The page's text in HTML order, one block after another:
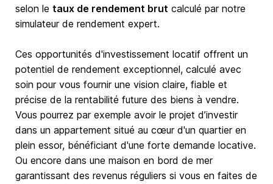
selon le taux de rendement brut calculé par notre
simulateur de rendement expert.
Ces opportunités d'investissement locatif offrent un
potentiel de rendement exceptionnel, calculé avec
soin pour vous fournir une vision claire, fiable et
précise de la rentabilité future des biens à vendre.
Vous pourrez par exemple avoir le projet d’investir
dans un appartement situé au cœur d'un quartier en
plein essor, bénéficiant d'une forte demande locative.
Ou encore dans une maison en bord de mer
garantissant des revenus réguliers si vous en faites de